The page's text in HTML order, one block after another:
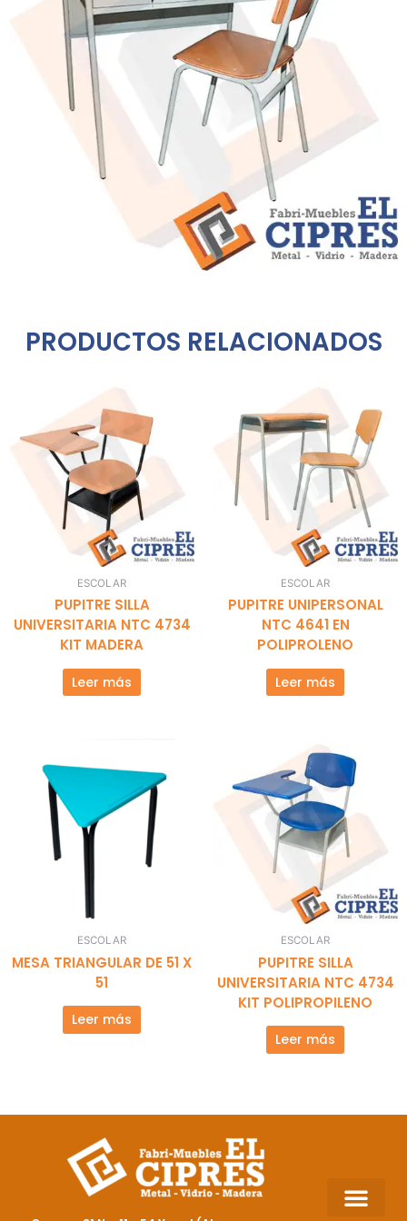
PRODUCTOS RELACIONADOS
ESCOLAR
PUPITRE SILLA
UNIVERSITARIA NTC 4734
KIT MADERA
Leer más
ESCOLAR
PUPITRE UNIPERSONAL
NTC 4641 EN
POLIPROLENO
Leer más
ESCOLAR
MESA TRIANGULAR DE 51 X
51
Leer más
ESCOLAR
PUPITRE SILLA
UNIVERSITARIA NTC 4734
KIT POLIPROPILENO
Leer más